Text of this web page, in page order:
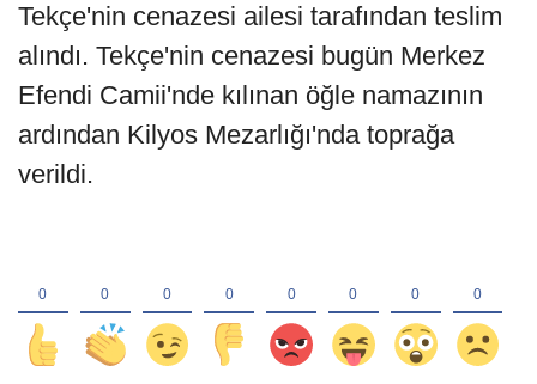
Tekçe'nin cenazesi ailesi tarafından teslim
alındı. Tekçe'nin cenazesi bugün Merkez
Efendi Camii'nde kılınan öğle namazının
ardından Kilyos Mezarlığı'nda toprağa
verildi.